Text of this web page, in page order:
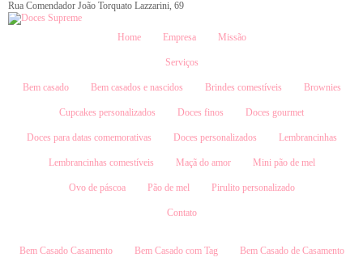
Rua Comendador João Torquato Lazzarini, 69
Home Empresa Missão
Serviços
Bem casado Bem casados e nascidos Brindes comestíveis Brownies
Cupcakes personalizados Doces finos Doces gourmet
Doces para datas comemorativas Doces personalizados Lembrancinhas
Lembrancinhas comestíveis Maçã do amor Mini pão de mel
Ovo de páscoa Pão de mel Pirulito personalizado
Contato
Bem Casado Casamento Bem Casado com Tag Bem Casado de Casamento